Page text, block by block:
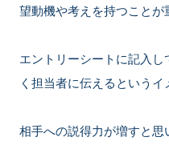
望動機や考えを持つことが
エントリーシートに記入
く担当者に伝えるというイ
相手への説得力が増すと